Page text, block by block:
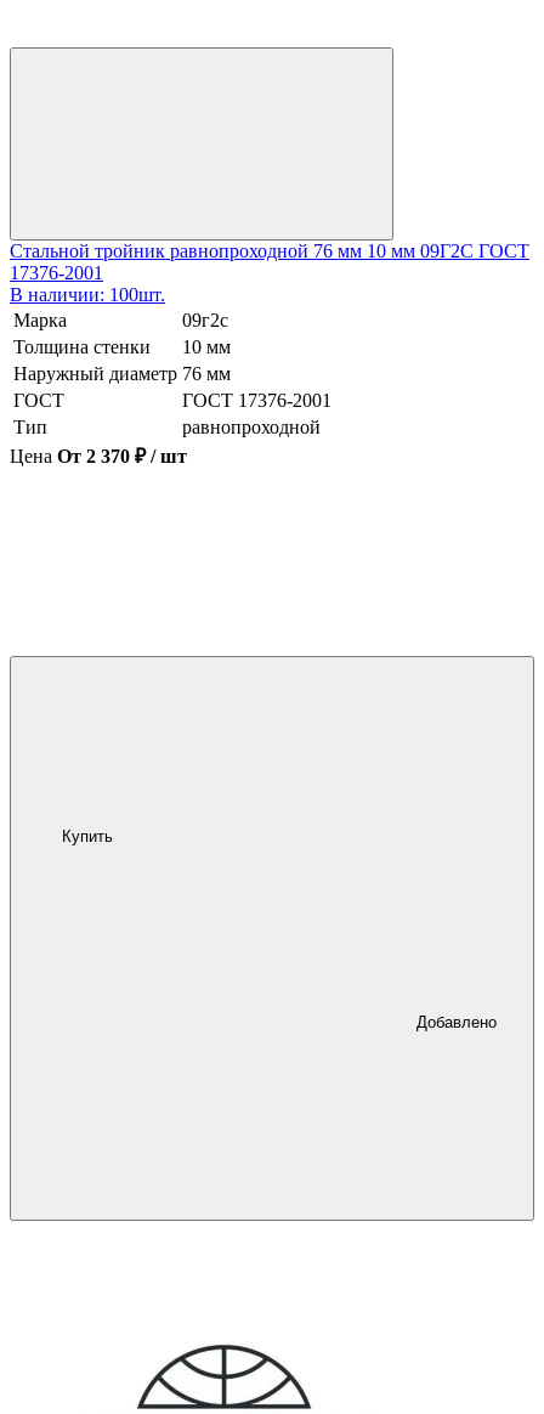
Стальной тройник равнопроходной 76 мм 10 мм 09Г2С ГОСТ
17376-2001
В наличии: 100шт.
Марка
09г2с
Толщина стенки
10 мм
Наружный диаметр 76 мм
ГОСТ
ГОСТ 17376-2001
Тип
равнопроходной
Цена От 2 370 ₽ / шт
Купить
Добавлено